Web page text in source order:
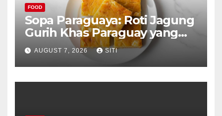
FOOD
Sopa Paraguaya: Roti Jagung
Gurih Khas Paraguay yang
Unik
AUGUST 7, 2026 SITI